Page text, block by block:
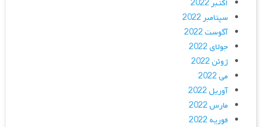
اکتبر 2022
سپتامبر 2022
آگوست 2022
جولای 2022
ژوئن 2022
می 2022
آوریل 2022
مارس 2022
فوریه 2022